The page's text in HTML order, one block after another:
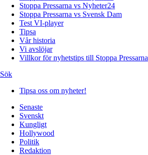
Stoppa Pressarna vs Nyheter24
Stoppa Pressarna vs Svensk Dam
Test VI-player
Tipsa
Vår historia
Vi avslöjar
Villkor för nyhetstips till Stoppa Pressarna
Sök
Tipsa oss om nyheter!
Senaste
Svenskt
Kungligt
Hollywood
Politik
Redaktion